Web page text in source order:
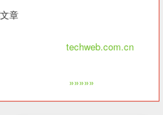
techweb.com.cn
»»»»»